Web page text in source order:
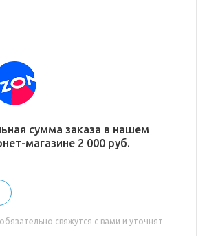
сумма заказа в нашем
магазине 2 000 руб.
свяжутся с вами и уточнят